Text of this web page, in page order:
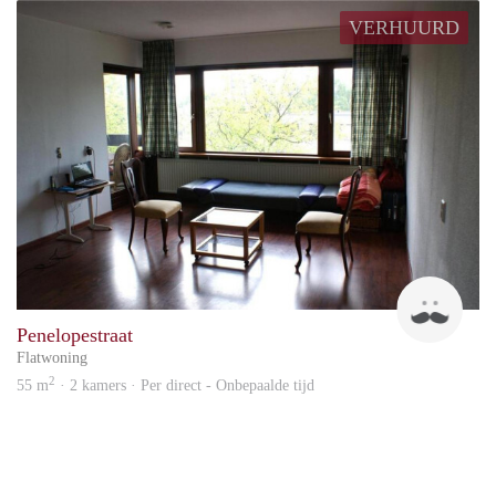
VERHUURD
Penelopestraat
Flatwoning
55 m2 · 2 kamers · Per direct - Onbepaalde tijd